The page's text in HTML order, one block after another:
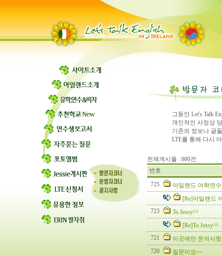
그동안 Let's Talk
개인적인 사정상
기존의 정보나 글
LTE를 통해 다시
전체게시물 : 800건
번호
725
아일랜드 어학연
[Re]아일랜드
723
To Jessy^^
[Re]To Jessy^^
721
이곳에만 문의사
720
질문이요~~